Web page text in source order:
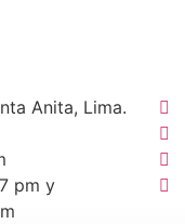
Anita, Lima.
pm y